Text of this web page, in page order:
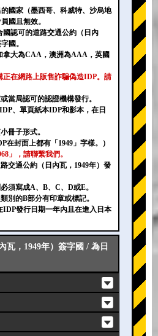
國家（墨西哥、科威特、沙烏地
國且無效。
認可的道路交通公約（日內
國。
拿大為CAA，澳洲為AAA，英國
在網路上販售詐騙偽造IDP。請
當局認可的認證機構發行。
、單頁紙本IDP和影本，在日
冊子形式。
在封面上都有「1949」字樣。）
」，請聯繫我們。
交通公約（日內瓦，1949年）發
須寫成A、B、C、D或E。
別的B部分有印章或標記。
發行日期一年內且在進入日本
瓦，1949年）簽字國 / 為日